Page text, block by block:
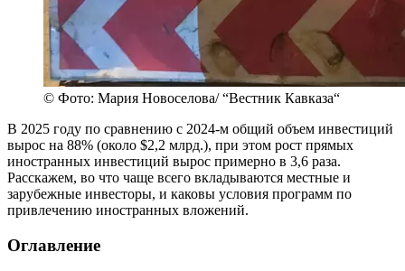
© Фото: Мария Новоселова/ “Вестник Кавказа“
В 2025 году по сравнению с 2024-м общий объем инвестиций
вырос на 88% (около $2,2 млрд.), при этом рост прямых
иностранных инвестиций вырос примерно в 3,6 раза.
Расскажем, во что чаще всего вкладываются местные и
зарубежные инвесторы, и каковы условия программ по
привлечению иностранных вложений.
Оглавление